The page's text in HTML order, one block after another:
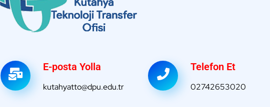
E-posta Yolla
kutahyatto@dpu.edu.tr
Telefon Et
02742653020